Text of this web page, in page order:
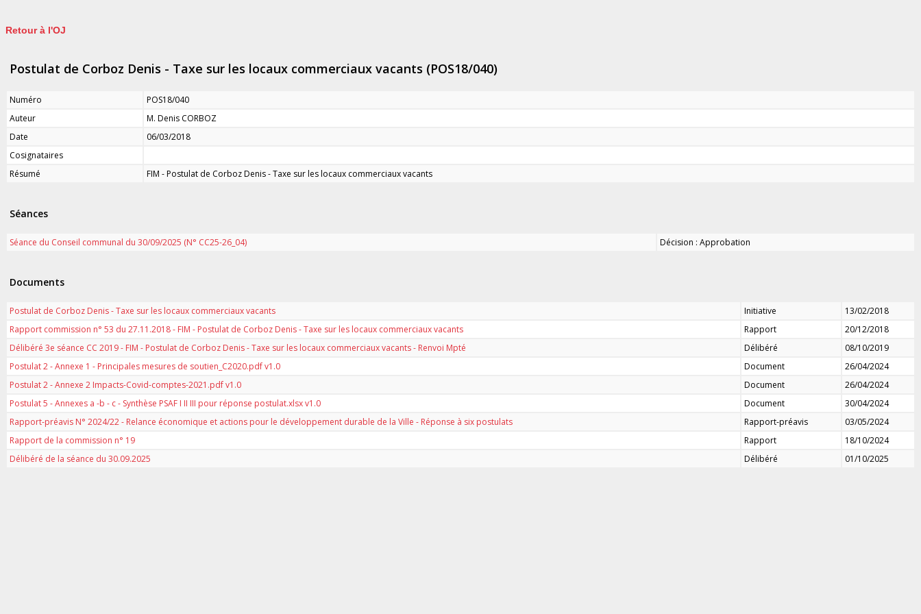
Retour à l'OJ
Postulat de Corboz Denis - Taxe sur les locaux commerciaux vacants (POS18/040)
Numéro
POS18/040
Auteur
M. Denis CORBOZ
Date
06/03/2018
Cosignataires
Résumé
FIM - Postulat de Corboz Denis - Taxe sur les locaux commerciaux vacants
Séances
Séance du Conseil communal du 30/09/2025 (N° CC25-26_04) Décision : Approbation
Documents
Postulat de Corboz Denis - Taxe sur les locaux commerciaux vacants Initiative
13/02/2018
Rapport commission n° 53 du 27.11.2018 - FIM - Postulat de Corboz Denis - Taxe sur les locaux commerciaux vacants
Rapport
20/12/2018
Délibéré 3e séance CC 2019 - FIM - Postulat de Corboz Denis - Taxe sur les locaux commerciaux vacants - Renvoi Mpté
Délibéré
08/10/2019
Postulat 2 - Annexe 1 - Principales mesures de soutien_C2020.pdf v1.0
Document
26/04/2024
Postulat 2 - Annexe 2 Impacts-Covid-comptes-2021.pdf v1.0
Document
26/04/2024
Postulat 5 - Annexes a -b - c - Synthèse PSAF I II III pour réponse postulat.xlsx v1.0
Document
30/04/2024
Rapport-préavis N° 2024/22 - Relance économique et actions pour le développement durable de la Ville - Réponse à six postulats
Rapport-préavis
03/05/2024
Rapport de la commission n° 19
Rapport
18/10/2024
Délibéré de la séance du 30.09.2025
Délibéré 01/10/2025